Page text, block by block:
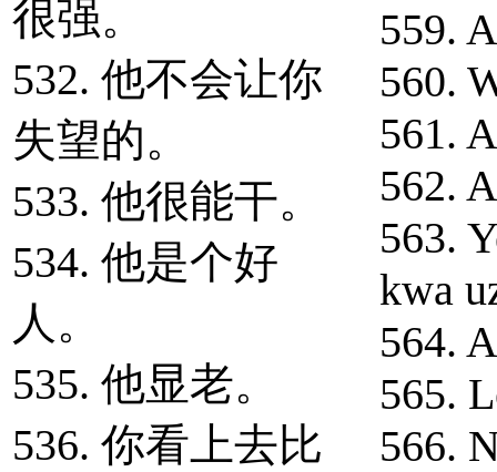
很强。
532. 他不会让你
失望的。
533. 他很能干。
534. 他是个好
人。
535. 他显老。
536. 你看上去比
559.
560.
561.
562.
563.
kwa
564.
565.
566.